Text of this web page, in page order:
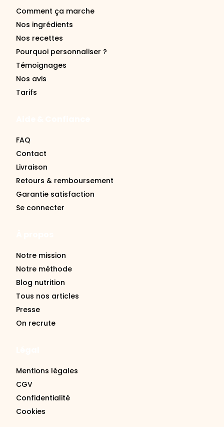
Comment ça marche
Nos ingrédients
Nos recettes
Pourquoi personnaliser ?
Témoignages
Nos avis
Tarifs
FAQ
Contact
Livraison
Retours & remboursement
Garantie satisfaction
Se connecter
Notre mission
Notre méthode
Blog nutrition
Tous nos articles
Presse
On recrute
Mentions légales
CGV
Confidentialité
Cookies